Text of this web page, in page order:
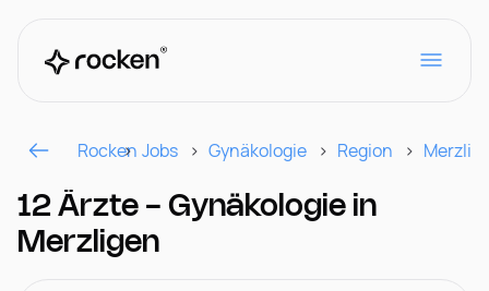
Für Arbeitgeber
Kontakt
Rocken Jobs Gynäkologie Region
12 Ärzte - Gynäkologie in
Merzligen